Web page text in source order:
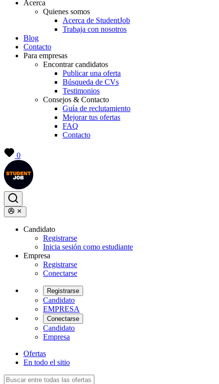
Acerca
Quienes somos
Acerca de StudentJob
Trabaja con nosotros
Blog
Contacto
Para empresas
Encontrar candidatos
Publicar una oferta
Búsqueda de CVs
Testimonios
Consejos & Contacto
Guía de reclutamiento
Mejorar tus ofertas
FAQ
Contacto
0
Candidato
Registrarse
Inicia sesión como estudiante
Empresa
Registrarse
Conectarse
Registrarse
Candidato
EMPRESA
Conectarse
Candidato
Empresa
Ofertas
En todo el sitio